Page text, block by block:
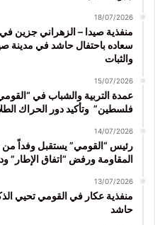
18/07/2026
منفذية صيدا – الزهراني جزين
سعاده باحتفال حاشد في مدينة
والثبات
15/07/2026
عمدة التربية والشباب في
فلسطين” وتأكيد دور الحراك
14/07/2026
رئيس “القومي” يستقبل وفداً من
المقاومة ورفض “اتفاق الإطار”
13/07/2026
حاشد